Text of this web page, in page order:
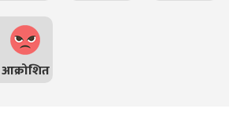
आक्रोशित